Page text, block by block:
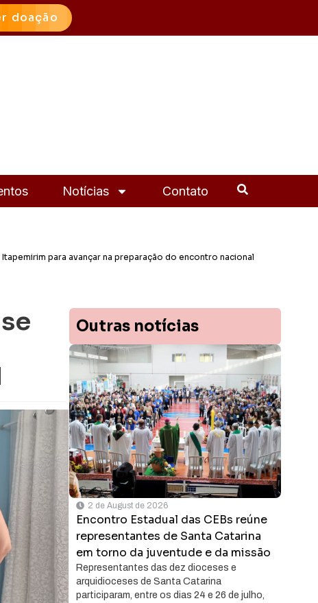
doação
Notícias Contato
para avançar na preparação do encontro nacional
Outras notícias
2 de August de 2026
Encontro Estadual das CEBs reúne
representantes de Santa Catarina
em torno da juventude e da missão
Representantes das dez dioceses e
arquidioceses de Santa Catarina
participaram, entre os dias 24 e 26 de julho,